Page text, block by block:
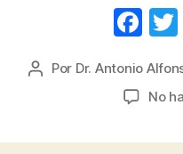
F
c
e
b
Autor
Por Dr. Antonio
No